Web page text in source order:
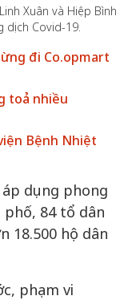
Xuân và Hiệp Bình
dịch Covid-19.
đi Co.opmart
toả nhiều
Bệnh Nhiệt
dụng phong
84 tổ dân
18.500 hộ dân
phạm vi